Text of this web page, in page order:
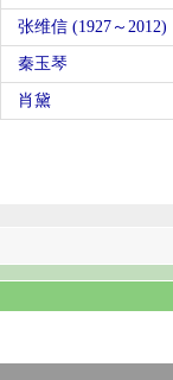
张维信 (1927～2012)
秦玉琴
肖黛